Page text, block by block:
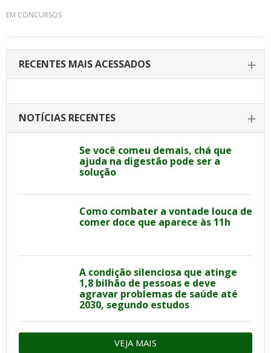
EM CONCURSOS
RECENTES MAIS ACESSADOS
NOTÍCIAS RECENTES
Se você comeu demais, chá que
ajuda na digestão pode ser a
solução
Como combater a vontade louca de
comer doce que aparece às 11h
A condição silenciosa que atinge
1,8 bilhão de pessoas e deve
agravar problemas de saúde até
2030, segundo estudos
VEJA MAIS